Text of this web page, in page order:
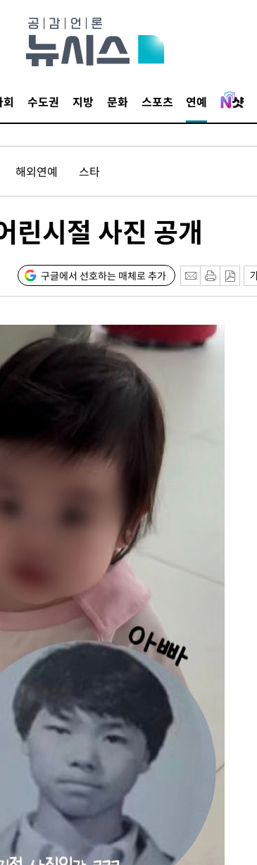
회 수도권 지방 문화 스포츠 연예
해외연예 스타
시절 사진 공개
구글에서 선호하는 매체로 추가